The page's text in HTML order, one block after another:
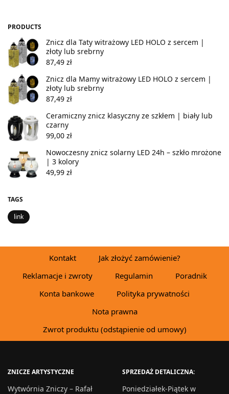
PRODUCTS
Znicz dla Taty witrażowy LED HOLO z sercem |
złoty lub srebrny
87,49 zł
Znicz dla Mamy witrażowy LED HOLO z sercem |
złoty lub srebrny
87,49 zł
Ceramiczny znicz klasyczny ze szkłem | biały lub
czarny
99,00 zł
Nowoczesny znicz solarny LED 24h – szkło mrożone
| 3 kolory
49,99 zł
TAGS
link
Kontakt
Jak złożyć zamówienie?
Reklamacje i zwroty
Regulamin
Poradnik
Konta bankowe
Polityka prywatności
Nota prawna
Zwrot produktu (odstąpienie od umowy)
ZNICZE ARTYSTYCZNE
Wytwórnia Zniczy – Rafał
SPRZEDAŻ DETALICZNA:
Poniedziałek-Piątek w